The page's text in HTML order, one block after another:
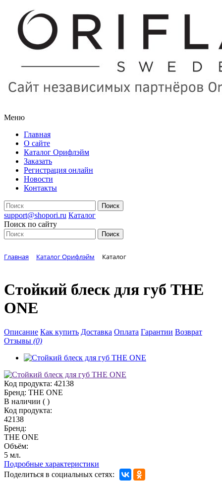
Меню
Главная
О сайте
Каталог Орифлэйм
Заказать
Регистрация онлайн
Новости
Контакты
support@shopori.ru Каталог
Поиск по сайту
Главная Каталог Орифлэйм Каталог
Стойкий блеск для губ THE
ONE
Описание Как купить Доставка Оплата Гарантии Возврат
Отзывы (0)
Код продукта: 42138
Бренд: THE ONE
В наличии ( )
Код продукта:
42138
Бренд:
THE ONE
Объём:
5 мл.
Подробные характеристики
Поделиться в социальных сетях: